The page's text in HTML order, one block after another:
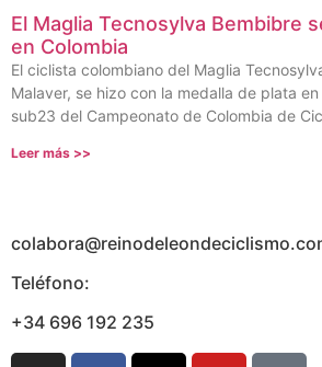
El Maglia Tecnosylva Bembibre
en Colombia
El ciclista colombiano del Maglia
Malaver, se hizo con la medalla de plata
sub23 del Campeonato de Colombia de
Leer más >>
Teléfono:
+34 696 192 235